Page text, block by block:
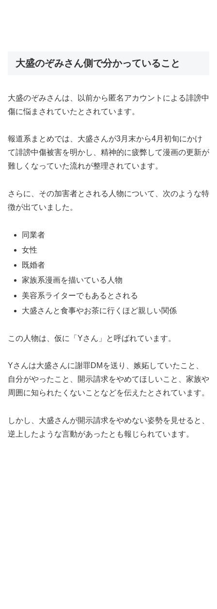
大盛のぞみさん側で分かっていること
大盛のぞみさんは、以前から匿名アカウントによる誹謗中
傷に悩まされていたとされています。
報道系まとめでは、大盛さんが3月末から4月初旬にかけ
て誹謗中傷被害を明かし、精神的に疲弊して漫画の更新が
難しくなっていた流れが整理されています。
さらに、その加害者とされる人物について、次のような特
徴が出ていました。
同業者
女性
既婚者
家族系漫画を描いている人物
美容系ライターでもあるとされる
大盛さんと食事やお茶に行くほど親しい関係
この人物は、仮に「Yさん」と呼ばれています。
Yさんは大盛さんに謝罪DMを送り、嫉妬していたこと、
自分がやったこと、開示請求をやめてほしいこと、家族や
周囲に知られたくないことなどを伝えたとされています。
しかし、大盛さんが開示請求をやめない姿勢を見せると、
逆上したような言動があったとも報じられています。